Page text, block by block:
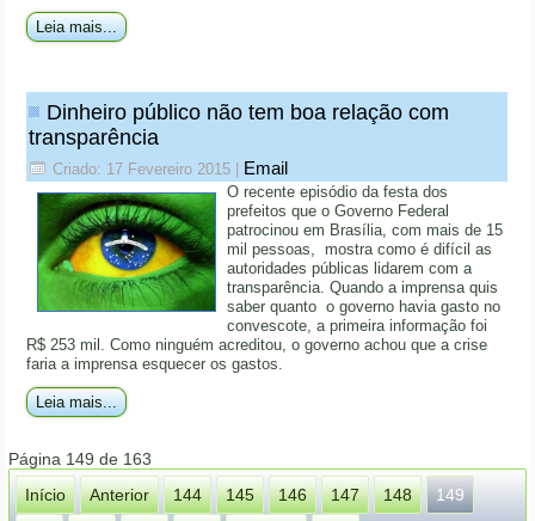
Leia mais...
Dinheiro público não tem boa relação com
transparência
Criado: 17 Fevereiro 2015 Email
O recente episódio da festa dos
prefeitos que o Governo Federal
patrocinou em Brasília, com mais de 15
mil pessoas, mostra como é difícil as
autoridades públicas lidarem com a
transparência. Quando a imprensa quis
saber quanto o governo havia gasto no
convescote, a primeira informação foi
R$ 253 mil. Como ninguém acreditou, o governo achou que a crise
faria a imprensa esquecer os gastos.
Leia mais...
Página 149 de 163
Início
Anterior 144 145 146 147 148 149